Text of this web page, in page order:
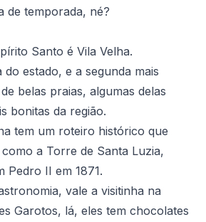
de temporada, né?
Santo é Vila Velha.
do estado, e a segunda mais
belas praias, algumas delas
bonitas da região.
tem um roteiro histórico que
a Torre de Santa Luzia,
Pedro II em 1871.
vale a visitinha na
Garotos, lá, eles tem chocolates